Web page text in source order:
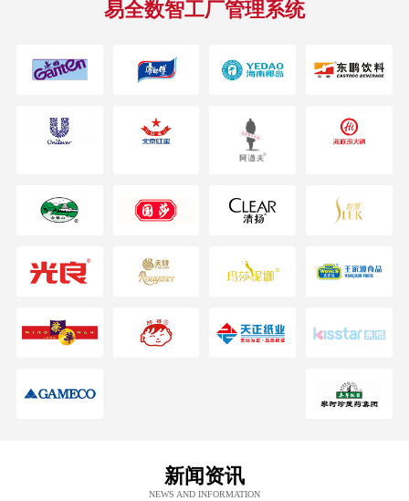
易全数智工厂管理系统
新闻资讯
NEWS AND INFORMATION